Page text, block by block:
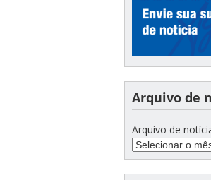
Arquivo de
Arquivo de